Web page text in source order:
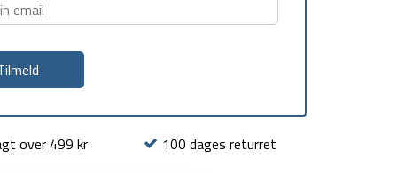
over 499 kr 100 dages returret